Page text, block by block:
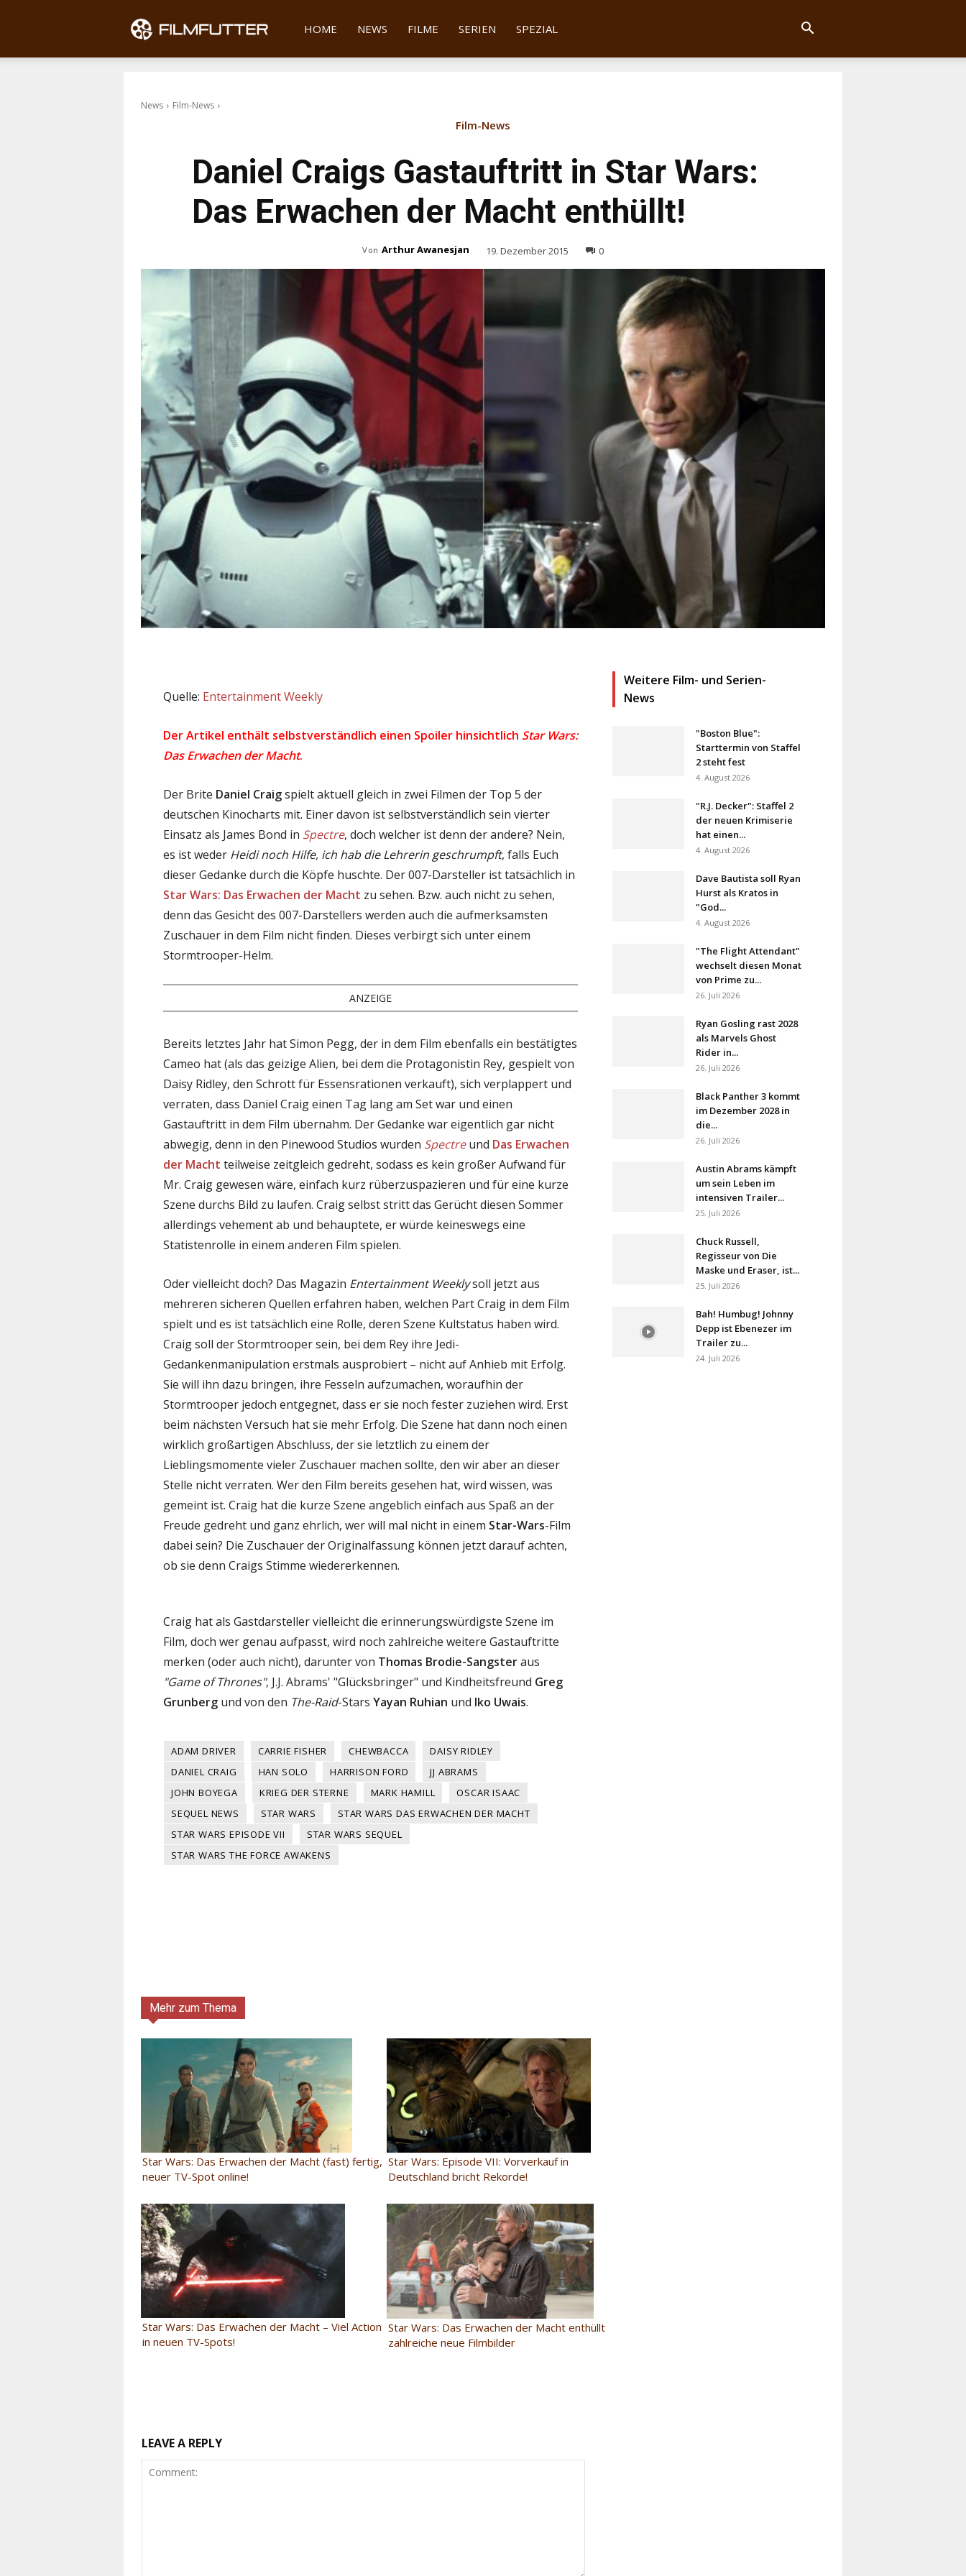
Filmfutter
HOME NEWS FILME SERIEN SPEZIAL
News Film-News
Film-News
Daniel Craigs Gastauftritt in Star Wars:
Das Erwachen der Macht enthüllt!
Von Arthur Awanesjan 19. Dezember 2015 0
Quelle: Entertainment Weekly
Der Artikel enthält selbstverständlich einen Spoiler hinsichtlich Star Wars:
Das Erwachen der Macht.
Der Brite Daniel Craigspielt aktuell gleich in zwei Filmen der Top 5 der
deutschen Kinocharts mit. Einer davon ist selbstverständlich sein vierter
Einsatz als James Bond in Spectre, doch welcher ist denn der andere? Nein,
es ist weder Heidi noch Hilfe, ich hab die Lehrerin geschrumpft, falls Euch
dieser Gedanke durch die Köpfe huschte. Der 007-Darsteller ist tatsächlich in
Star Wars: Das Erwachen der Macht zu sehen. Bzw. auch nicht zu sehen,
denn das Gesicht des 007-Darstellers werden auch die aufmerksamsten
Zuschauer in dem Film nicht finden. Dieses verbirgt sich unter einem
Stormtrooper-Helm.
ANZEIGE
Bereits letztes Jahr hat Simon Pegg, der in dem Film ebenfalls ein bestätigtes
Cameo hat (als das geizige Alien, bei dem die Protagonistin Rey, gespielt von
Daisy Ridley, den Schrott für Essensrationen verkauft), sich verplappert und
verraten, dass Daniel Craig einen Tag lang am Set war und einen
Gastauftritt in dem Film übernahm. Der Gedanke war eigentlich gar nicht
abwegig, denn in den Pinewood Studios wurden Spectreund Das Erwachen
der Macht teilweise zeitgleich gedreht, sodass es kein großer Aufwand für
Mr. Craig gewesen wäre, einfach kurz rüberzuspazieren und für eine kurze
Szene durchs Bild zu laufen. Craig selbst stritt das Gerücht diesen Sommer
allerdings vehement ab und behauptete, er würde keineswegs eine
Statistenrolle in einem anderen Film spielen.
Oder vielleicht doch? Das Magazin Entertainment Weeklysoll jetzt aus
mehreren sicheren Quellen erfahren haben, welchen Part Craig in dem Film
spielt und es ist tatsächlich eine Rolle, deren Szene Kultstatus haben wird.
Craig soll der Stormtrooper sein, bei dem Rey ihre Jedi-
Gedankenmanipulation erstmals ausprobiert – nicht auf Anhieb mit Erfolg.
Sie will ihn dazu bringen, ihre Fesseln aufzumachen, woraufhin der
Stormtrooper jedoch entgegnet, dass er sie noch fester zuziehen wird. Erst
beim nächsten Versuch hat sie mehr Erfolg. Die Szene hat dann noch einen
wirklich großartigen Abschluss, der sie letztlich zu einem der
Lieblingsmomente vieler Zuschauer machen sollte, den wir aber an dieser
Stelle nicht verraten. Wer den Film bereits gesehen hat, wird wissen, was
gemeint ist. Craig hat die kurze Szene angeblich einfach aus Spaß an der
Freude gedreht und ganz ehrlich, wer will mal nicht in einem Star-Wars-Film
dabei sein? Die Zuschauer der Originalfassung können jetzt darauf achten,
ob sie denn Craigs Stimme wiedererkennen.
Craig hat als Gastdarsteller vielleicht die erinnerungswürdigste Szene im
Film, doch wer genau aufpasst, wird noch zahlreiche weitere Gastauftritte
merken (oder auch nicht), darunter von Thomas Brodie-Sangsteraus
"Game of Thrones", J.J. Abrams' "Glücksbringer" und Kindheitsfreund Greg
Grunberg und von den The-Raid-Stars Yayan Ruhian und Iko Uwais.
ADAM DRIVER CARRIE FISHER CHEWBACCA
DAISY RIDLEY
DANIEL CRAIG
HAN SOLO HARRISON FORD
JJ ABRAMS
JOHN BOYEGA
KRIEG DER STERNE MARK HAMILL
OSCAR ISAAC
SEQUEL NEWS
STAR WARS
STAR WARS DAS ERWACHEN DER MACHT
STAR WARS EPISODE VII
STAR WARS SEQUEL
STAR WARS THE FORCE AWAKENS
Weitere Film- und Serien-
News
"Boston Blue":
Starttermin von Staffel
2 steht fest
4. August 2026
"R.J. Decker": Staffel 2
der neuen Krimiserie
hat einen...
4. August 2026
Dave Bautista soll Ryan
Hurst als Kratos in
"God...
4. August 2026
"The Flight Attendant"
wechselt diesen Monat
von Prime zu...
26. Juli 2026
Ryan Gosling rast 2028
als Marvels Ghost
Rider in...
26. Juli 2026
Black Panther 3 kommt
im Dezember 2028 in
die...
26. Juli 2026
Austin Abrams kämpft
um sein Leben im
intensiven Trailer...
25. Juli 2026
Chuck Russell,
Regisseur von Die
Maske und Eraser, ist...
25. Juli 2026
Bah! Humbug! Johnny
Depp ist Ebenezer im
Trailer zu...
24. Juli 2026
Mehr zum Thema
Star Wars: Das Erwachen der Macht (fast) fertig,
neuer TV-Spot online!
Star Wars: Episode VII: Vorverkauf in
Deutschland bricht Rekorde!
Star Wars: Das Erwachen der Macht – Viel Action
in neuen TV-Spots!
Star Wars: Das Erwachen der Macht enthüllt
zahlreiche neue Filmbilder
LEAVE A REPLY